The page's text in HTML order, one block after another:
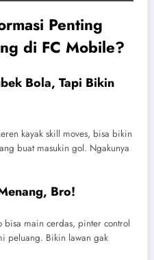
Penting
di FC Mobile?
Bola, Tapi Bikin
kayak skill moves, bisa bikin
buat masukin gol. Ngakunya
Bro!
main cerdas, pinter control
peluang. Bikin lawan gak